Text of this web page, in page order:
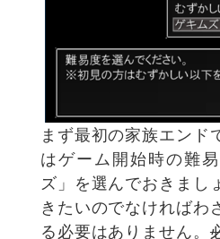
まず最初の家族エンド
はゲーム開始時の難
ズ」を選んでおきまし
きたいのでなければわ
る必要はありません。